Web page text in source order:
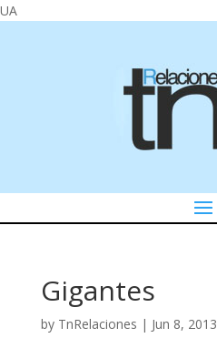
UA
Gigantes
by TnRelaciones | Jun 8, 2013